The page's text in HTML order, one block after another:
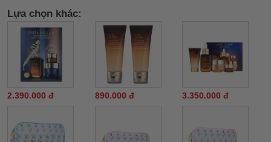
Lựa chọn khác:
2.390.000 đ 890.000 đ 3.350.000 đ